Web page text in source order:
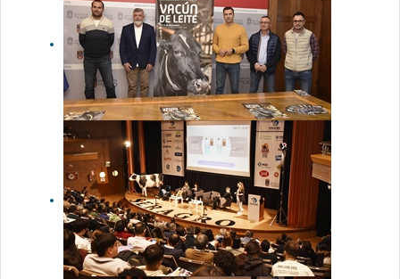
Vacuno de
Leche de
Seragro
cierran su
edición 2025
con más de
1.000
asistentes
Presentado
el programa
de las XXII
Jornadas
Técnicas de
Vacuno
Lechero de
Seragro